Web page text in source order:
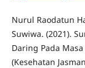
Nurul Raodatun
Suwiwa. (2021).
Daring Pada
(Kesehatan